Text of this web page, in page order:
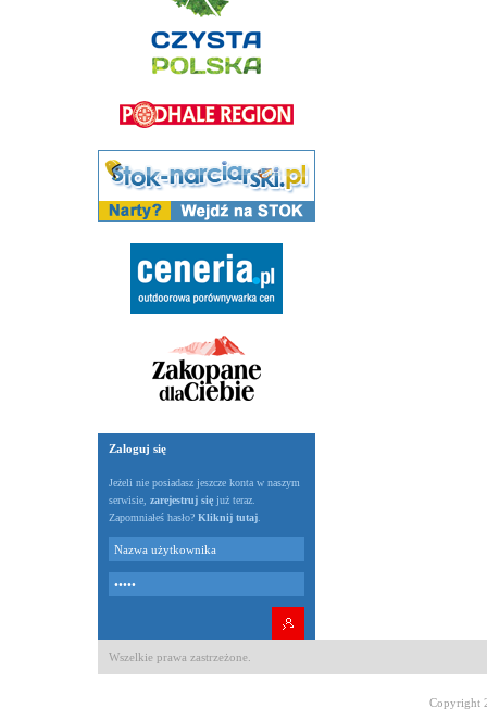
Zaloguj się
Jeżeli nie posiadasz jeszcze konta w naszym
serwisie, zarejestruj się już teraz.
Zapomniałeś hasło? Kliknij tutaj
Wszelkie prawa zastrzeżone.
Copyright